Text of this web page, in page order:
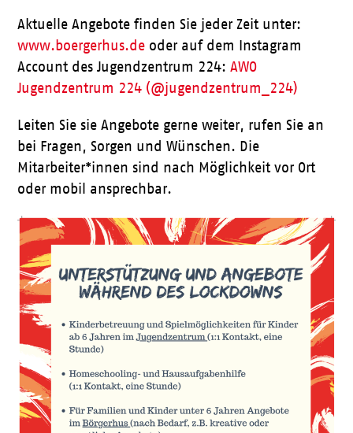
Aktuelle Angebote finden Sie jeder Zeit unter:
www.boergerhus.de oder auf dem Instagram
Account des Jugendzentrum 224:AWO
Jugendzentrum 224 (@jugendzentrum_224)
Leiten Sie sie Angebote gerne weiter, rufen Sie an
bei Fragen, Sorgen und Wünschen. Die
Mitarbeiter*innen sind nach Möglichkeit vor Ort
oder mobil ansprechbar.